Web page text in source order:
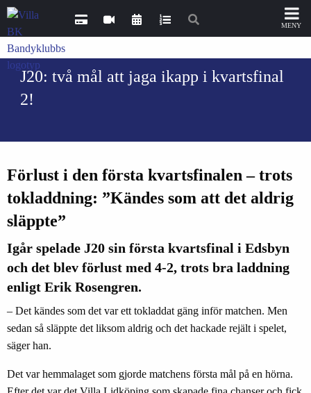
J20: två mål att jaga ikapp i kvartsfinal
2!
Förlust i den första kvartsfinalen – trots
tokladdning: ”Kändes som att det aldrig
släppte”
Igår spelade J20 sin första kvartsfinal i Edsbyn
och det blev förlust med 4-2, trots bra laddning
enligt Erik Rosengren.
– Det kändes som det var ett tokladdat gäng inför matchen. Men
sedan så släppte det liksom aldrig och det hackade rejält i spelet,
säger han.
Det var hemmalaget som gjorde matchens första mål på en hörna.